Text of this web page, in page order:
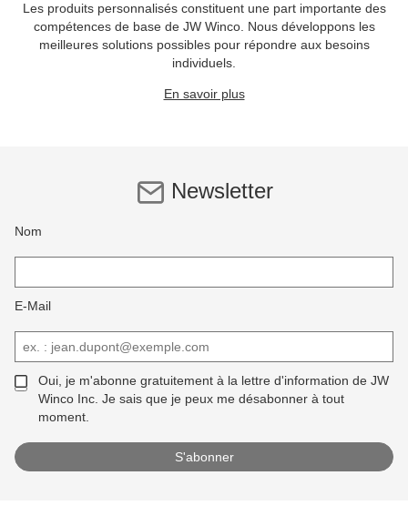
Les produits personnalisés constituent une part importante des
compétences de base de JW Winco. Nous développons les
meilleures solutions possibles pour répondre aux besoins
individuels.
En savoir plus
Newsletter
Nom
E-Mail
Oui, je m'abonne gratuitement à la lettre d'information de JW
Winco Inc. Je sais que je peux me désabonner à tout
moment.